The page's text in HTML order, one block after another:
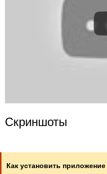
Скриншоты
Как установить